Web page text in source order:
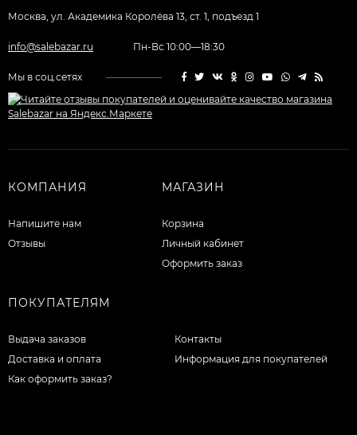
Москва, ул. Академика Королёва 13, ст. 1, подъезд 1
info@salebazar.ru Пн-Вс 10:00—18:30
Мы в соц.сетях
КОМПАНИЯ
Напишите нам
Отзывы
МАГАЗИН
Корзина
Личный кабинет
Оформить заказ
ПОКУПАТЕЛЯМ
Выдача заказов
Доставка и оплата
Как оформить заказ?
Контакты
Информация для покупателей